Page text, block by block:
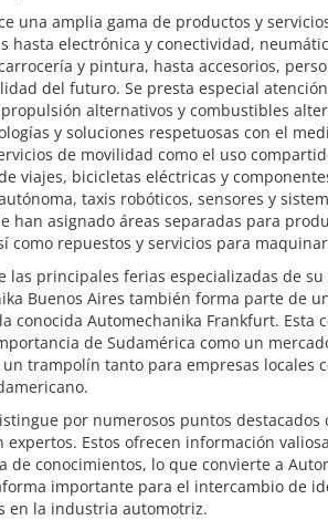
una amplia gama de productos y
hasta electrónica y conectividad,
y pintura, hasta accesorios,
del futuro. Se presta especial
alternativos y combustibles
y soluciones respetuosas con el
de movilidad como el uso
viajes, bicicletas eléctricas y
taxis robóticos, sensores y
han asignado áreas separadas para
como repuestos y servicios para
las principales ferias especializadas de
Buenos Aires también forma parte de
conocida Automechanika Frankfurt. Esta
de Sudamérica como un
trampolín tanto para empresas locales
por numerosos puntos destacados
expertos. Estos ofrecen información
de conocimientos, lo que convierte a
importante para el intercambio de
en la industria automotriz.